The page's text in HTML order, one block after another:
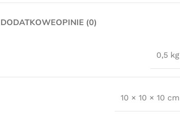
OPINIE (0)
0,5 kg
10 × 10 × 10 cm